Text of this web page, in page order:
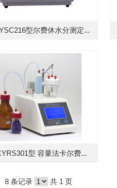
型尔费休水分测定...
YRS301型 容量法卡尔费...
8 条记录 共 1 页